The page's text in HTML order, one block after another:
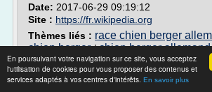
En poursuivant votre navigation sur ce site, vous acceptez
l'utilisation de cookies pour vous proposer des contenus et
services adaptés à vos centres d'intérêts. En savoir plus
Date: 2017-06-29 09:19:12
Site : https://fr.wikipedia.org
Thèmes liés : race chien berger
chien berger/chien berger allemand
wikipedia/tres grand chien berger
Berger australien — Wikipédia